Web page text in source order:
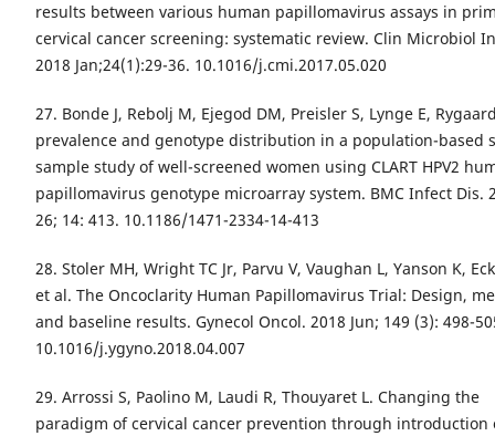
results between various human papillomavirus assays in
cervical cancer screening: systematic review. Clin Microbiol
2018 Jan;24(1):29-36. 10.1016/j.cmi.2017.05.020
27. Bonde J, Rebolj M, Ejegod DM, Preisler S, Lynge E,
prevalence and genotype distribution in a population-based
sample study of well-screened women using CLART HPV2
papillomavirus genotype microarray system. BMC Infect Dis.
26; 14: 413. 10.1186/1471-2334-14-413
28. Stoler MH, Wright TC Jr, Parvu V, Vaughan L, Yanson K,
et al. The Oncoclarity Human Papillomavirus Trial: Design,
and baseline results. Gynecol Oncol. 2018 Jun; 149 (3): 498-
10.1016/j.ygyno.2018.04.007
29. Arrossi S, Paolino M, Laudi R, Thouyaret L. Changing the
paradigm of cervical cancer prevention through introduction